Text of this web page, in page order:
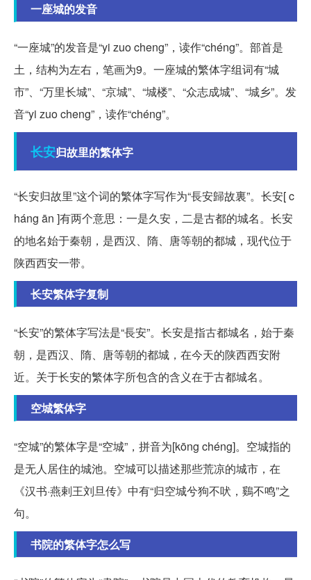
一座城的发音
“一座城”的发音是“yi zuo cheng”，读作“chéng”。部首是
土，结构为左右，笔画为9。一座城的繁体字组词有“城
市”、“万里长城”、“京城”、“城楼”、“众志成城”、“城乡”。发
音“yi zuo cheng”，读作“chéng”。
长安归故里的繁体字
“长安归故里”这个词的繁体字写作为“長安歸故裏”。长安[ c
háng ān ]有两个意思：一是久安，二是古都的城名。长安
的地名始于秦朝，是西汉、隋、唐等朝的都城，现代位于
陕西西安一带。
长安繁体字复制
“长安”的繁体字写法是“長安”。长安是指古都城名，始于秦
朝，是西汉、隋、唐等朝的都城，在今天的陕西西安附
近。关于长安的繁体字所包含的含义在于古都城名。
空城繁体字
“空城”的繁体字是“空城”，拼音为[kōng chéng]。空城指的
是无人居住的城池。空城可以描述那些荒凉的城市，在
《汉书·燕剌王刘旦传》中有“归空城兮狗不吠，鷄不鸣”之
句。
书院的繁体字怎么写